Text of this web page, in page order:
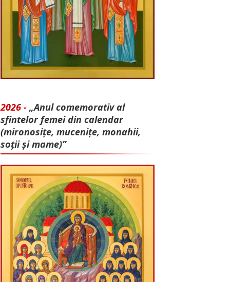
2026 - „Anul comemorativ al
sfintelor femei din calendar
(mironosițe, mu­cenițe, monahii,
soții și mame)”